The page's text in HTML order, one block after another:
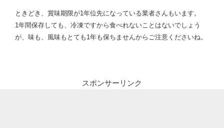
ときどき、賞味期限が1年位先になっている業者さんもいます。
1年間保存しても、冷凍ですから食べれないことはないでしょう
が、味も、風味もとても1年も保ちませんからご注意くださいね。
スポンサーリンク